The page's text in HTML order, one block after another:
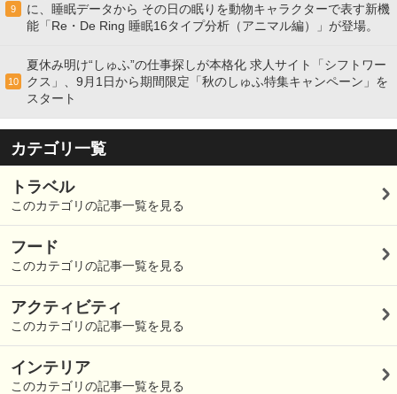
9
に、睡眠データから その日の眠りを動物キャラクターで表す新機
能「Re・De Ring 睡眠16タイプ分析（アニマル編）」が登場。
10
夏休み明け“しゅふ”の仕事探しが本格化 求人サイト「シフトワー
クス」、9月1日から期間限定「秋のしゅふ特集キャンペーン」を
スタート
カテゴリ一覧
トラベル
このカテゴリの記事一覧を見る
フード
このカテゴリの記事一覧を見る
アクティビティ
このカテゴリの記事一覧を見る
インテリア
このカテゴリの記事一覧を見る